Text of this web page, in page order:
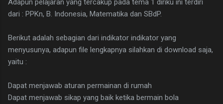
Adapun pelajaran yang tercakup pada tema 1 diriku ini terdiri
dari : PPKn, B. Indonesia, Matematika dan SBdP.
Berikut adalah sebagian dari indikator indikator yang
menyusunya, adapun file lengkapnya silahkan di download saja,
yaitu :
Dapat menjawab aturan permainan di rumah
Dapat menjawab sikap yang baik ketika bermain bola